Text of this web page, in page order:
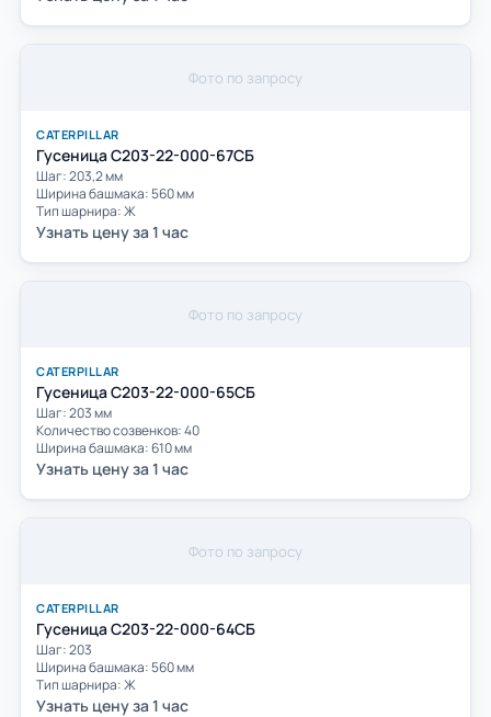
Фото по запросу
CATERPILLAR
Гусеница С203-22-000-67СБ
Шаг: 203,2 мм
Ширина башмака: 560 мм
Тип шарнира: Ж
Узнать цену за 1 час
Фото по запросу
CATERPILLAR
Гусеница С203-22-000-65СБ
Шаг: 203 мм
Количество созвенков: 40
Ширина башмака: 610 мм
Узнать цену за 1 час
Фото по запросу
CATERPILLAR
Гусеница С203-22-000-64СБ
Шаг: 203
Ширина башмака: 560 мм
Тип шарнира: Ж
Узнать цену за 1 час